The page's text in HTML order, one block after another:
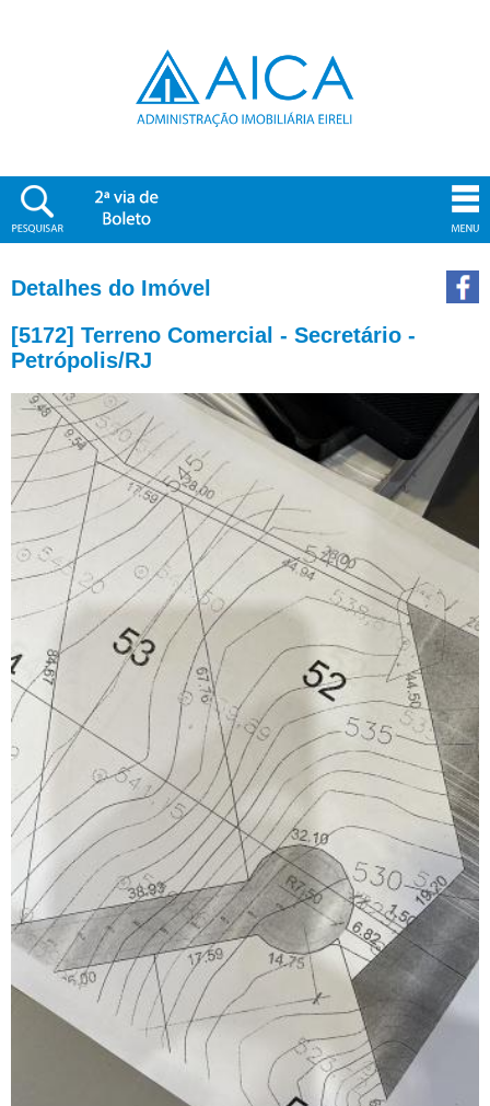
Detalhes do Imóvel
[5172] Terreno Comercial - Secretário -
Petrópolis/RJ